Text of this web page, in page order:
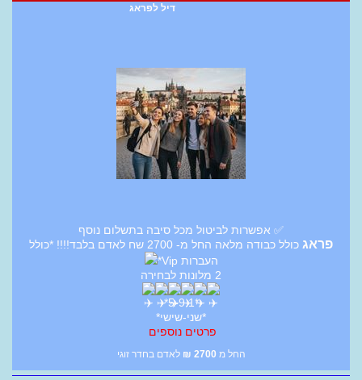
דיל לפראג
✅ אפשרות לביטול מכל סיבה בתשלום נוסף
פראג
כולל כבודה מלאה החל מ- 2700 שח לאדם בלבד!!!! *כולל
העברות Vip*
2 מלונות לבחירה
*5-9.1*
*שני-שישי*
פרטים נוספים
החל מ 2700
₪ לאדם בחדר זוגי